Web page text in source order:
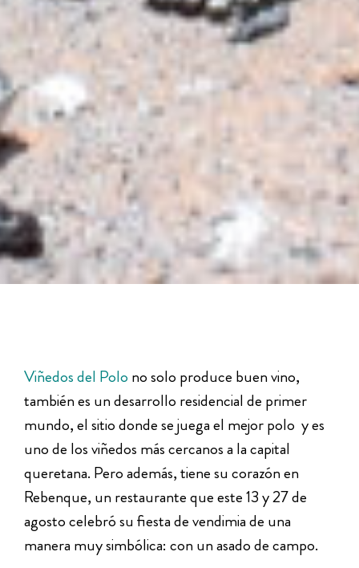
Viñedos del Polo no solo produce buen vino,
también es un desarrollo residencial de primer
mundo, el sitio donde se juega el mejor polo y es
uno de los viñedos más cercanos a la capital
queretana. Pero además, tiene su corazón en
Rebenque, un restaurante que este 13 y 27 de
agosto celebró su fiesta de vendimia de una
manera muy simbólica: con un asado de campo.